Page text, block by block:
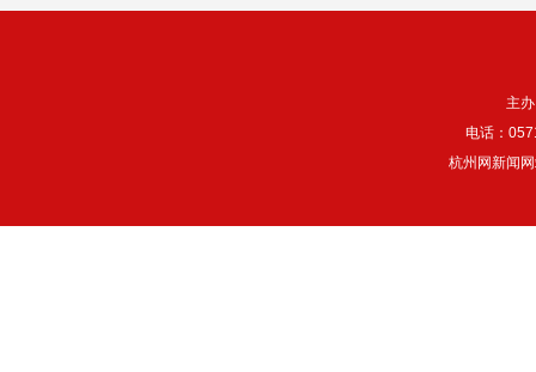
主
电话：
杭州网新闻